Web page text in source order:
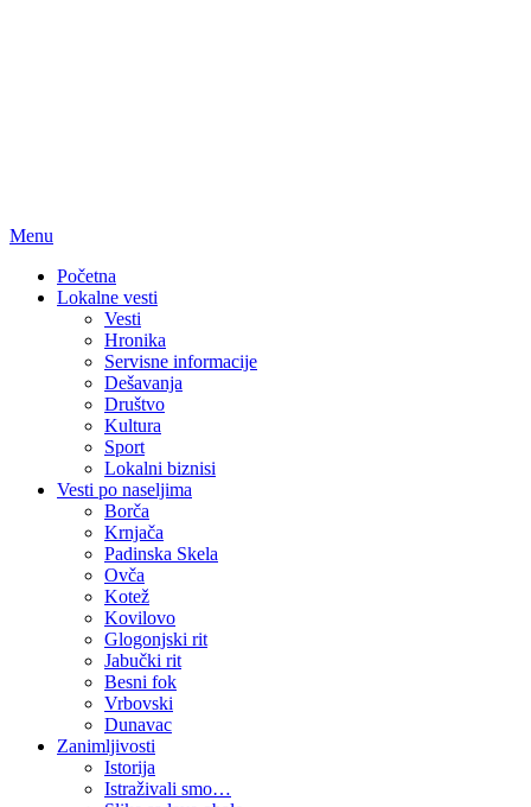
Menu
Početna
Lokalne vesti
Vesti
Hronika
Servisne informacije
Dešavanja
Društvo
Kultura
Sport
Lokalni biznisi
Vesti po naseljima
Borča
Krnjača
Padinska Skela
Ovča
Kotež
Kovilovo
Glogonjski rit
Jabučki rit
Besni fok
Vrbovski
Dunavac
Zanimljivosti
Istorija
Istraživali smo…